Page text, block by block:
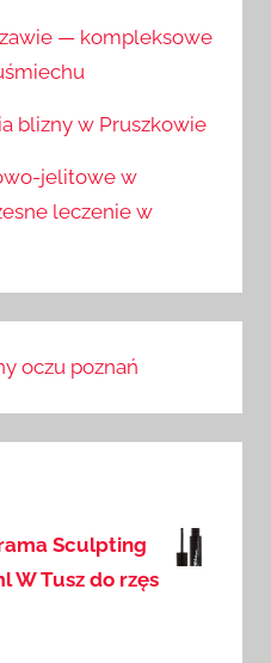
— kompleksowe
blizny w Pruszkowie
jelitowe w
leczenie w
oczu poznań
Sculpting
W Tusz do rzęs